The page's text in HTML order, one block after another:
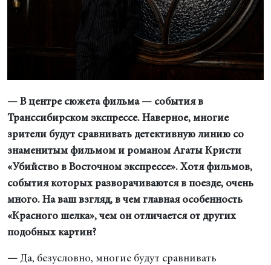
— В центре сюжета фильма — события в
Транссибирском экспрессе. Наверное, многие
зрители будут сравнивать детективную линию со
знаменитым фильмом и романом Агаты Кристи
«Убийство в Восточном экспрессе». Хотя фильмов,
события которых разворачиваются в поезде, очень
много. На ваш взгляд, в чем главная особенность
«Красного шелка», чем он отличается от других
подобных картин?
— Да, безусловно, многие будут сравнивать